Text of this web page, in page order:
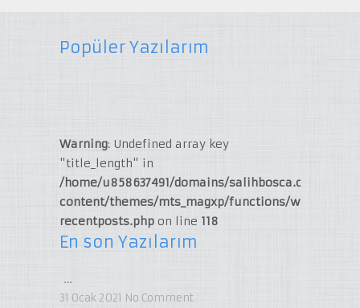
Popüler Yazılarım
Warning: Undefined array key
"title_length" in
/home/u858637491/domains/salihbosca.com/
content/themes/mts_magxp/functions/widget-
recentposts.phpon line 118
En son Yazılarım
…
31 Ocak 2021 No Comment